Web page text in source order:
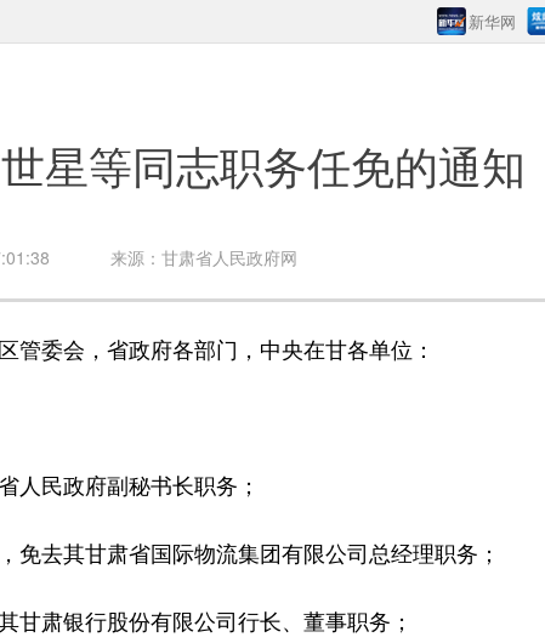
新华网
星等同志职务任免的通知
来源：甘肃省人民政府网
委会，省政府各部门，中央在甘各单位：
民政府副秘书长职务；
去其甘肃省国际物流集团有限公司总经理职务；
肃银行股份有限公司行长、董事职务；